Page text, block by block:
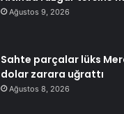
Ağustos 9, 2026
Sahte parçalar lüks
dolar zarara uğrattı
Ağustos 8, 2026